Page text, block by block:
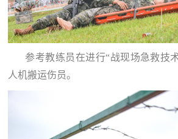
红
色
关
参考教练员在进行“战现场急救技
人机搬运伤员。